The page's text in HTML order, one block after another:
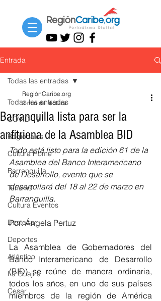
Entrada
Todas las entradas
COVID-19
Regionales
Cultura Home
Barranquilla
Turismo
Cultura Eventos
Destacar
Deportes
Atlántico
La Guajira
Cesar
Todas las entradas
Barranquilla lista para ser la
anfitriona de la Asamblea BID
RegiónCaribe.org
2 min de lectura
Todo está listo para la edición 61 de la
Asamblea del Banco Interamericano
de Desarrollo, evento que se
desarrollará del 18 al 22 de marzo en
Barranquilla.
Por: Ángela Pertuz
La Asamblea de Gobernadores del
Banco Interamericano de Desarrollo
(BID) se reúne de manera ordinaria,
todos los años, en uno de sus países
miembros de la región de América